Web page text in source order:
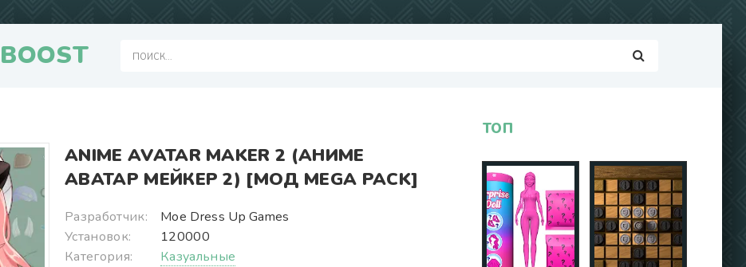
BOOST
ANIME AVATAR MAKER 2 (АНИМЕ
АВАТАР МЕЙКЕР 2) [МОД MEGA PACK]
Разработчик:
Moe Dress Up Games
Установок:
120000
Категория:
Казуальные
ТОП